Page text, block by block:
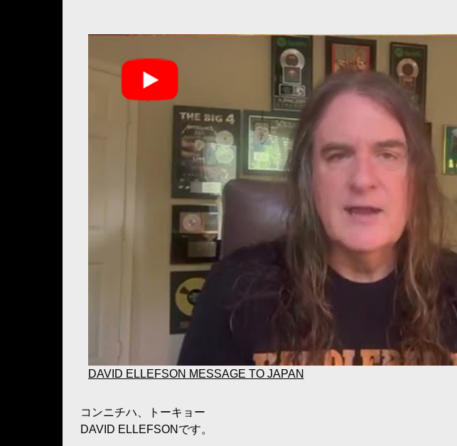
DAVID ELLEFSON MESSAGE TO JAPAN
コンニチハ、トーキョー
DAVID ELLEFSONです。